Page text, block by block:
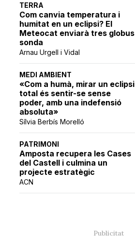
TERRA
Com canvia temperatura i
humitat en un eclipsi? El
Meteocat enviarà tres globus
sonda
Arnau Urgell i Vidal
MEDI AMBIENT
«Com a humà, mirar un eclipsi
total és sentir-se sense
poder, amb una indefensió
absoluta»
Sílvia Berbís Morelló
PATRIMONI
Amposta recupera les Cases
del Castell i culmina un
projecte estratègic
ACN